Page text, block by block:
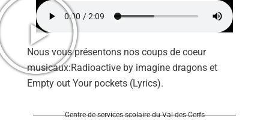
Nous vous présentons nos coups de coeur
musicaux:Radioactive by imagine dragons et
Empty out Your pockets (Lyrics).
Centre de services scolaire du Val-des-Cerfs